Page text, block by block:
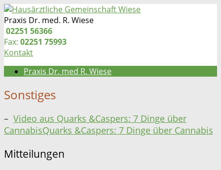
Zum
Inhalt
springen
Praxis Dr. med. R. Wiese
Telefon:
02251 56366
Fax: 02251 75993
Kontakt
Praxis Dr. med R. Wiese
Sonstiges
– Video aus Quarks &Caspers: 7 Dinge über
CannabisQuarks &Caspers: 7 Dinge über Cannabis
Mitteilungen